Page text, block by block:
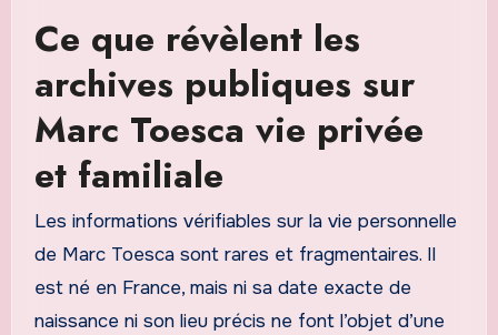
Ce que révèlent les
archives publiques sur
Marc Toesca vie privée
et familiale
Les informations vérifiables sur la vie personnelle
de Marc Toesca sont rares et fragmentaires. Il
est né en France, mais ni sa date exacte de
naissance ni son lieu précis ne font l’objet d’une